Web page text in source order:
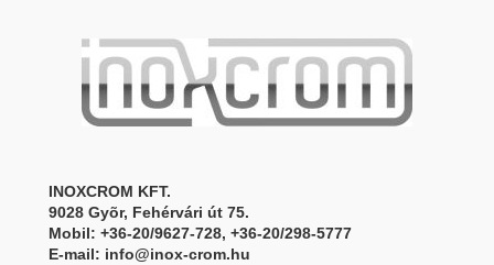
INOXCROM KFT.
9028 Gyõr, Fehérvári út 75.
Mobil: +36-20/9627-728, +36-20/298-5777
E-mail: info@inox-crom.hu